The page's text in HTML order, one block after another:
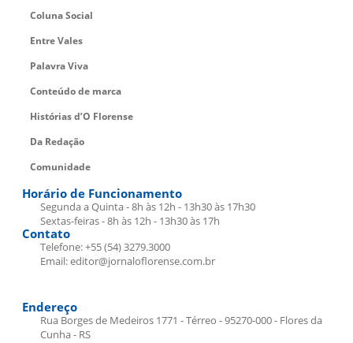
Coluna Social
Entre Vales
Palavra Viva
Conteúdo de marca
Histórias d’O Florense
Da Redação
Comunidade
Horário de Funcionamento
Segunda a Quinta - 8h às 12h - 13h30 às 17h30
Sextas-feiras - 8h às 12h - 13h30 às 17h
Contato
Telefone: +55 (54) 3279.3000
Email: editor@jornaloflorense.com.br
Endereço
Rua Borges de Medeiros 1771 - Térreo - 95270-000 - Flores da
Cunha - RS